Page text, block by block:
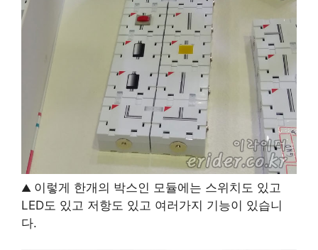
▲ 이렇게 한개의 박스인 모듈에는 스위치도 있고
LED도 있고 저항도 있고 여러가지 기능이 있습니
다.